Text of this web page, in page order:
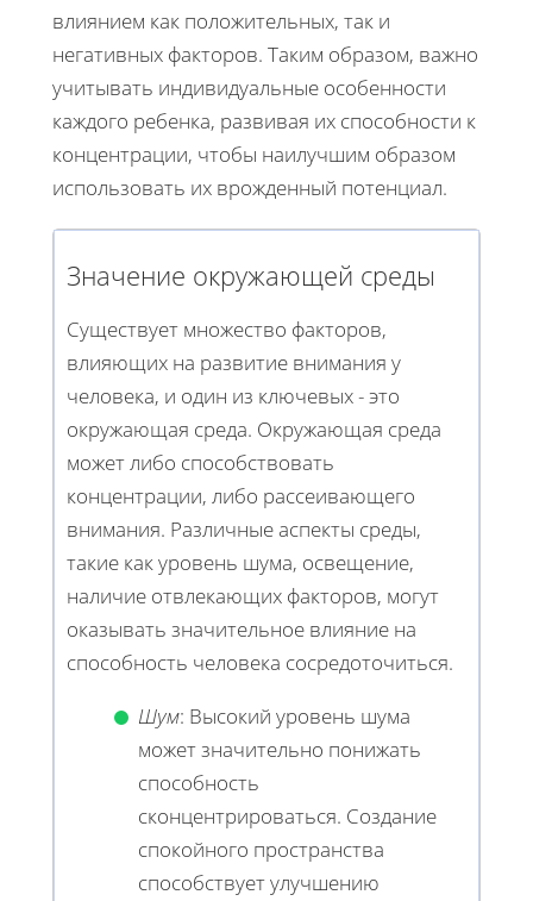
влиянием как положительных, так и
негативных факторов. Таким образом, важно
учитывать индивидуальные особенности
каждого ребенка, развивая их способности к
концентрации, чтобы наилучшим образом
использовать их врожденный потенциал.
Значение окружающей среды
Существует множество факторов,
влияющих на развитие внимания у
человека, и один из ключевых - это
окружающая среда. Окружающая среда
может либо способствовать
концентрации, либо рассеивающего
внимания. Различные аспекты среды,
такие как уровень шума, освещение,
наличие отвлекающих факторов, могут
оказывать значительное влияние на
способность человека сосредоточиться.
Шум: Высокий уровень шума
может значительно понижать
способность
сконцентрироваться. Создание
спокойного пространства
способствует улучшению